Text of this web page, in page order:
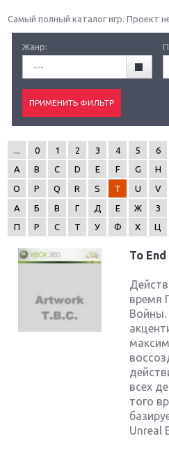
Самый полный каталог игр. Проект
Жанр:
---
0 1 2 3 4 5 6
A
B C D E F G H
O
P Q R S T U V
А
Б В Г Д Е Ж З
П
Р С Т У Ф Х Ц
To
время
Войны.
всех
того
Unreal